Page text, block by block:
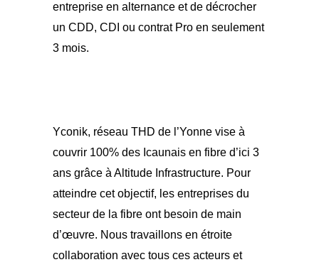
entreprise en alternance et de décrocher
un CDD, CDI ou contrat Pro en seulement
3 mois.
Yconik, réseau THD de l’Yonne vise à
couvrir 100% des Icaunais en fibre d’ici 3
ans grâce à Altitude Infrastructure. Pour
atteindre cet objectif, les entreprises du
secteur de la fibre ont besoin de main
d’œuvre. Nous travaillons en étroite
collaboration avec tous ces acteurs et